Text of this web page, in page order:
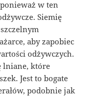
w ten
Siemię
aby zapobiec
odżywczych.
lniane, które
Jest to bogate
podobnie jak